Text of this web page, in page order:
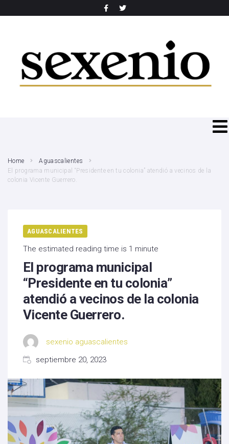
Home
Aguascalientes
El programa municipal “Presidente en tu colonia” atendió a vecinos de la
colonia Vicente Guerrero.
AGUASCALIENTES
The estimated reading time is 1 minute
El programa municipal
“Presidente en tu colonia”
atendió a vecinos de la colonia
Vicente Guerrero.
sexenio aguascalientes
septiembre 20, 2023
SEARCH THIS WEBSITE